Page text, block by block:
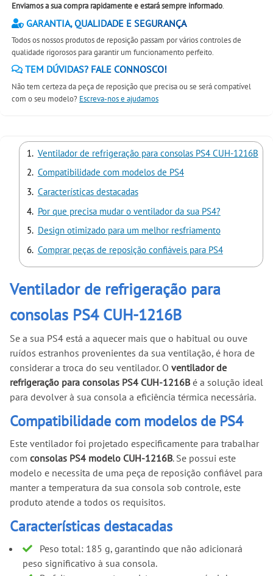
Enviamos a sua compra rapidamente e estará sempre informado.
GARANTIA, QUALIDADE E SEGURANÇA
Todos os nossos produtos de reposição passam por vários controles de
qualidade rigorosos para garantir um funcionamento perfeito.
TEM DÚVIDAS? FALE CONNOSCO!
Não tem certeza da peça de reposição que precisa ou se será compatível
com o seu modelo? Escreva-nos e ajudamos
Ventilador de refrigeração para consolas PS4 CUH-1216B
Compatibilidade com modelos de PS4
Características destacadas
Por que precisa mudar o ventilador da sua PS4?
Design otimizado para um melhor resfriamento
Comprar peças de reposição confiáveis para PS4
Ventilador de refrigeração para
consolas PS4 CUH-1216B
Se a sua PS4 está a aquecer mais que o habitual ou ouve
ruídos estranhos provenientes da sua ventilação, é hora de
considerar a troca do seu ventilador. O ventilador de
refrigeração para consolas PS4 CUH-1216B é a solução ideal
para devolver à sua consola a eficiência térmica necessária.
Compatibilidade com modelos de PS4
Este ventilador foi projetado especificamente para trabalhar
com consolas PS4 modelo CUH-1216B. Se possui este
modelo e necessita de uma peça de reposição confiável para
manter a temperatura da sua consola sob controle, este
produto atende a todos os requisitos.
Características destacadas
Peso total: 185 g, garantindo que não adicionará
peso significativo à sua consola.